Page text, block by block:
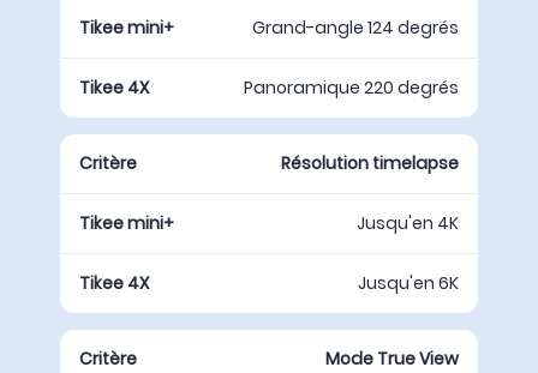
Grand-angle 124 degrés
Panoramique 220 degrés
Résolution timelapse
Jusqu'en 4K
Jusqu'en 6K
Mode True View